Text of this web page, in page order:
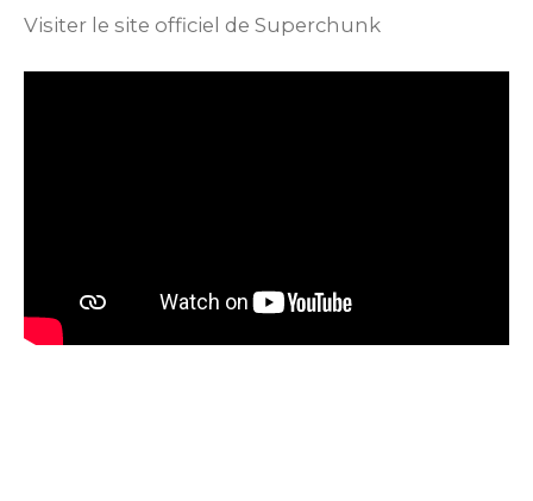
Visiter le site officiel de Superchunk